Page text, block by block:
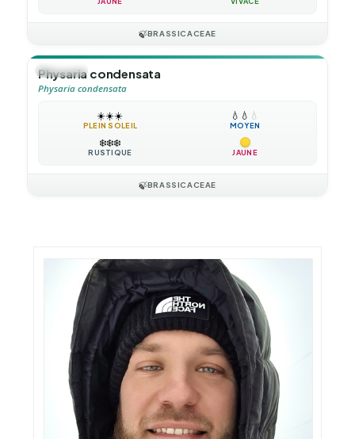
🍃BRASSICACEAE
🪴VIVACE
Physaria condensata
Physaria condensata
☀️☀️☀️
PLEIN SOLEIL
💧 💧 💧
MOYEN
❄️❄️❄️
RUSTIQUE JAUNE
🍃BRASSICACEAE